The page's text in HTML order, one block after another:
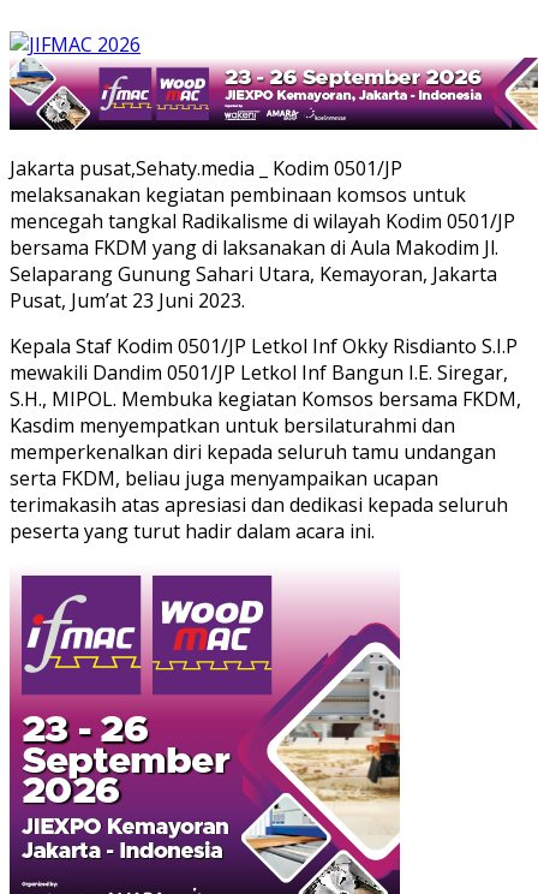
Jakarta pusat,Sehaty.media _ Kodim 0501/JP
melaksanakan kegiatan pembinaan komsos untuk
mencegah tangkal Radikalisme di wilayah Kodim 0501/JP
bersama FKDM yang di laksanakan di Aula Makodim Jl.
Selaparang Gunung Sahari Utara, Kemayoran, Jakarta
Pusat, Jum’at 23 Juni 2023.
Kepala Staf Kodim 0501/JP Letkol Inf Okky Risdianto S.I.P
mewakili Dandim 0501/JP Letkol Inf Bangun I.E. Siregar,
S.H., MIPOL. Membuka kegiatan Komsos bersama FKDM,
Kasdim menyempatkan untuk bersilaturahmi dan
memperkenalkan diri kepada seluruh tamu undangan
serta FKDM, beliau juga menyampaikan ucapan
terimakasih atas apresiasi dan dedikasi kepada seluruh
peserta yang turut hadir dalam acara ini.